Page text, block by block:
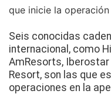
que inicie la
Seis conocidas
internacional, como
AmResorts,
Resort, son las que
operaciones en la